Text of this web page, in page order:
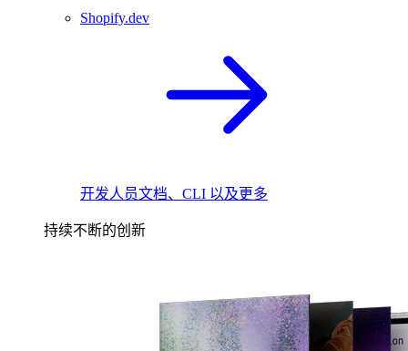
Shopify.dev
开发人员文档、CLI 以及更多
持续不断的创新